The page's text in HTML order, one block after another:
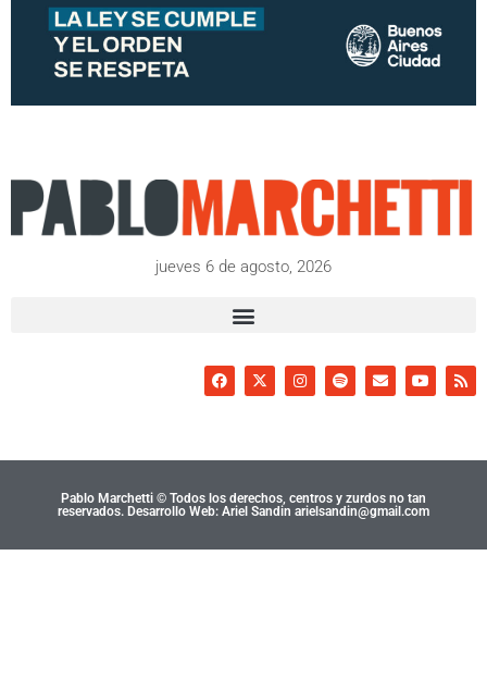
jueves 6 de agosto, 2026
Pablo Marchetti © Todos los derechos, centros y zurdos no tan
reservados. Desarrollo Web: Ariel Sandin arielsandin@gmail.com